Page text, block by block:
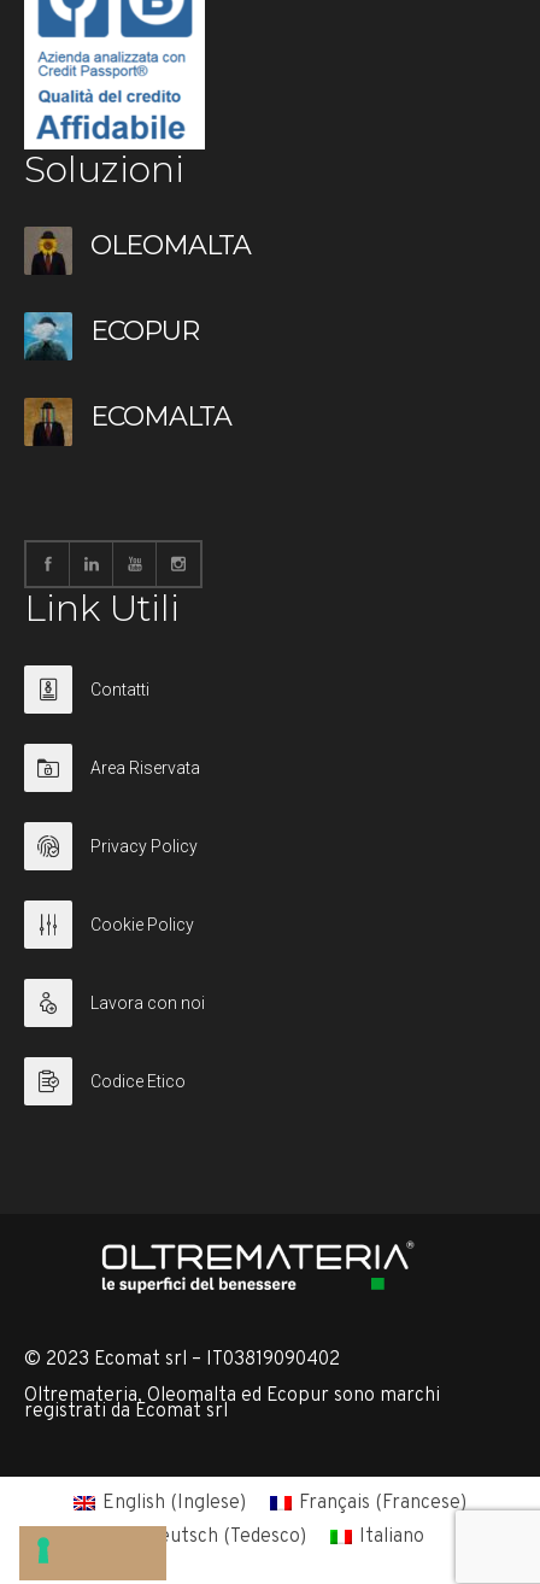
Soluzioni
OLEOMALTA
ECOPUR
ECOMALTA
Link Utili
Contatti
Area Riservata
Privacy Policy
Cookie Policy
Lavora con noi
Codice Etico
© 2023 Ecomat srl – IT03819090402
Oltremateria, Oleomalta ed Ecopur sono marchi
registrati da Ecomat srl
English (Inglese) Français (Francese)
Deutsch (Tedesco) Italiano